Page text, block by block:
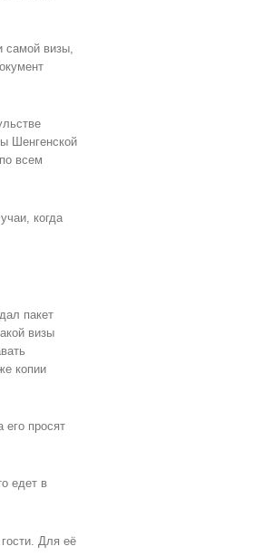
самой визы,
Шенгенской
всем
когда
пакет
визы
копии
его просят
едет в
Для её